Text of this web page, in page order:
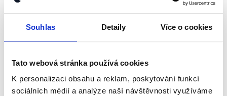
Souhlas Detaily Více o cookies
Tato webová stránka používá cookies
K personalizaci obsahu a reklam, poskytování funkcí
sociálních médií a analýze naší návštěvnosti využíváme
Newsletter WhatsApp
Sociální sítě